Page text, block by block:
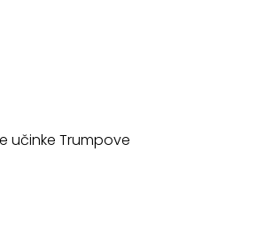
učinke Trumpove